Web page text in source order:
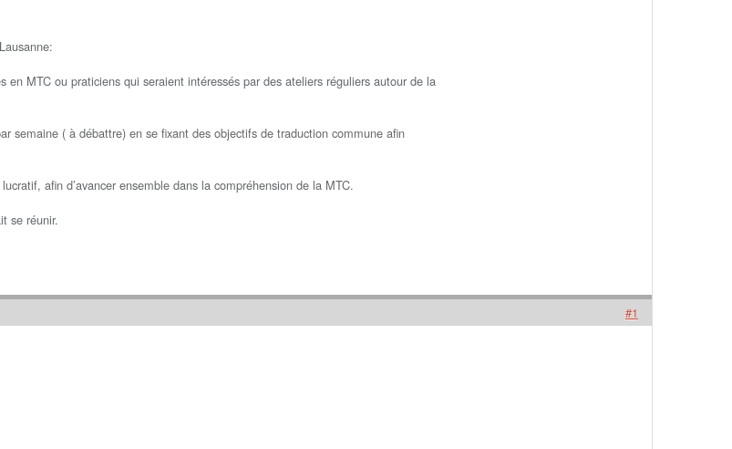
en MTC ou praticiens qui seraient intéressés par des ateliers réguliers autour de la
semaine ( à débattre) en se fixant des objectifs de traduction commune afin
afin d’avancer ensemble dans la compréhension de la MTC.
se réunir.
#1